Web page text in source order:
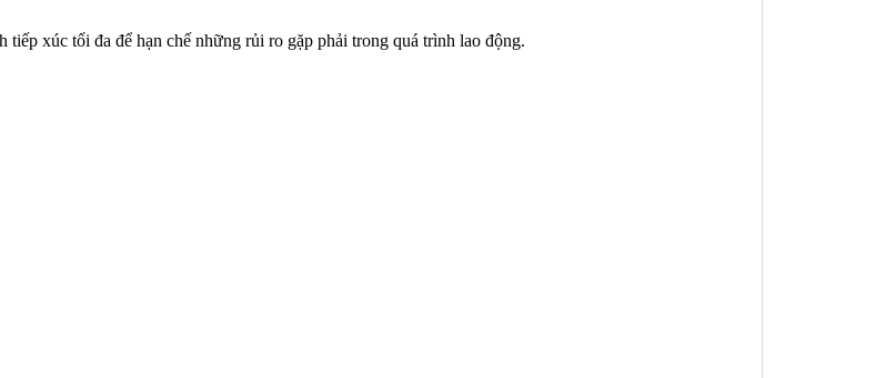
xúc tối đa để hạn chế những rủi ro gặp phải trong quá trình lao động.